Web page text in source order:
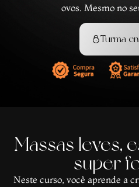
Seu vídeo já começou
Clique para
ovos. Mesmo no
Turma
Massas leves,
super
Neste curso, você aprende a